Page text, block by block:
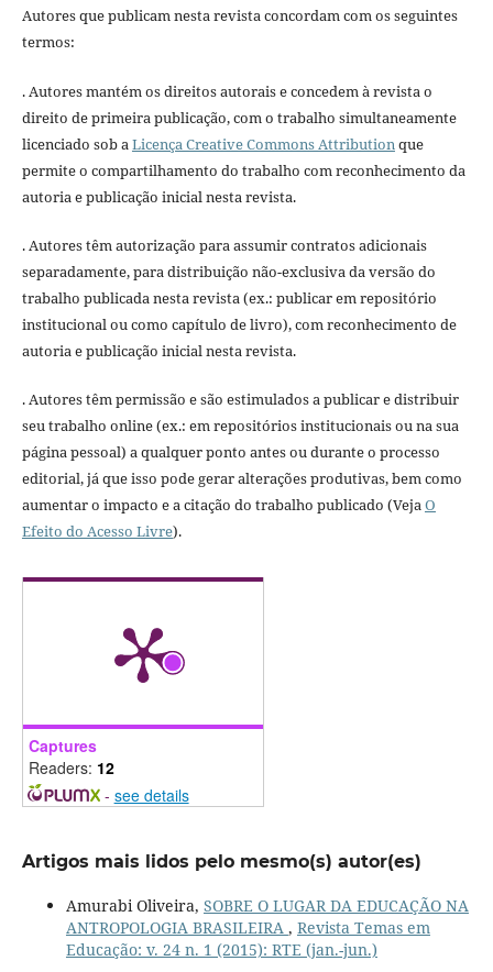
Autores que publicam nesta revista concordam com os seguintes
termos:
. Autores mantém os direitos autorais e concedem à revista o
direito de primeira publicação, com o trabalho simultaneamente
licenciado sob a Licença Creative Commons Attribution que
permite o compartilhamento do trabalho com reconhecimento da
autoria e publicação inicial nesta revista.
. Autores têm autorização para assumir contratos adicionais
separadamente, para distribuição não-exclusiva da versão do
trabalho publicada nesta revista (ex.: publicar em repositório
institucional ou como capítulo de livro), com reconhecimento de
autoria e publicação inicial nesta revista.
. Autores têm permissão e são estimulados a publicar e distribuir
seu trabalho online (ex.: em repositórios institucionais ou na sua
página pessoal) a qualquer ponto antes ou durante o processo
editorial, já que isso pode gerar alterações produtivas, bem como
aumentar o impacto e a citação do trabalho publicado (Veja O
Efeito do Acesso Livre).
Captures
Readers: 12
- see details
Artigos mais lidos pelo mesmo(s) autor(es)
Amurabi Oliveira, SOBRE O LUGAR DA EDUCAÇÃO NA
ANTROPOLOGIA BRASILEIRA , Revista Temas em
Educação: v. 24 n. 1 (2015): RTE (jan.-jun.)